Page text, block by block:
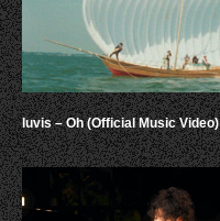
luvis – Oh (Official Music Video)